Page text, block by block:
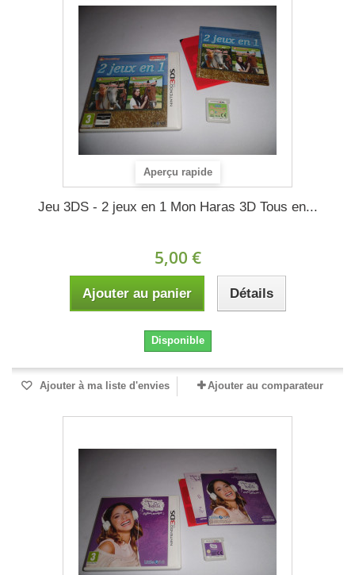
Aperçu rapide
Jeu 3DS - 2 jeux en 1 Mon Haras 3D Tous en...
5,00 €
Ajouter au panier Détails
Disponible
Ajouter à ma liste d'envies Ajouter au comparateur